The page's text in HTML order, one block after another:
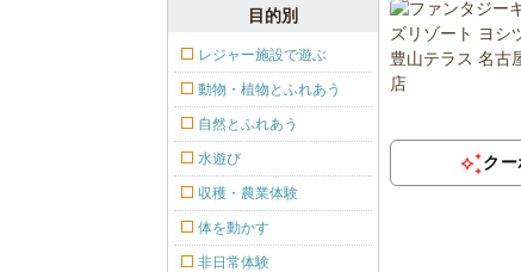
ク
目的別
レジャー施設で遊ぶ
動物・植物とふれあう
自然とふれあう
水遊び
収穫・農業体験
体を動かす
非日常体験